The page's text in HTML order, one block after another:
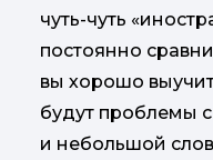
чуть-чуть
постоянно
вы хорошо
будут проблемы
и небольшой